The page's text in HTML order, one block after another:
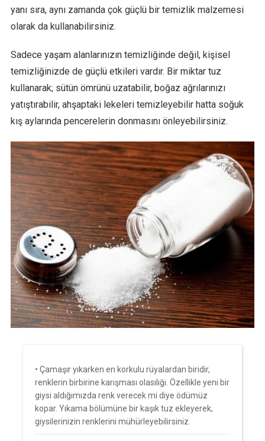
yanı sıra, aynı zamanda çok güçlü bir temizlik malzemesi
olarak da kullanabilirsiniz.
Sadece yaşam alanlarınızın temizliğinde değil, kişisel
temizliğinizde de güçlü etkileri vardır. Bir miktar tuz
kullanarak; sütün ömrünü uzatabilir, boğaz ağrılarınızı
yatıştırabilir, ahşaptaki lekeleri temizleyebilir hatta soğuk
kış aylarında pencerelerin donmasını önleyebilirsiniz.
• Çamaşır yıkarken en korkulu rüyalardan biridir,
renklerin birbirine karışması olasılığı. Özellikle yeni bir
giysi aldığımızda renk verecek mi diye ödümüz
kopar. Yıkama bölümüne bir kaşık tuz ekleyerek,
giysilerinizin renklerini mühürleyebilirsiniz.